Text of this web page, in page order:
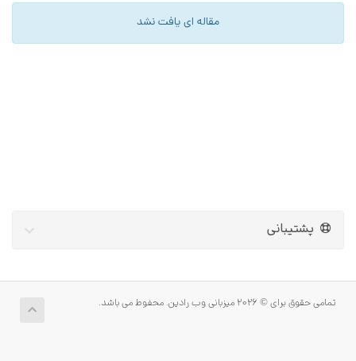
مقاله ای یافت نشد
پشتیبانی
تمامی حقوق برای © 2026 میزبانی وب رادین. محفوط می باشد.